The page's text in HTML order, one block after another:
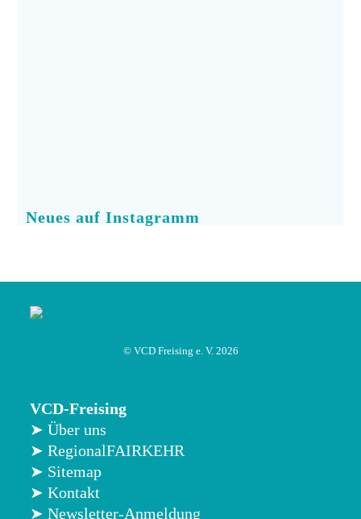
Neues auf Instagramm
© VCD Freising e. V. 2026
VCD-Freising
➤ Über uns
➤ RegionalFAIRKEHR
➤ Sitemap
➤ Kontakt
➤ Newsletter-Anmeldung